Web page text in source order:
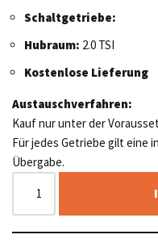
Schaltgetriebe:
Hubraum: 2.0 TSI
Kostenlose Lieferung
Austauschverfahren:
Kauf nur unter der
Für jedes Getriebe gilt eine
Übergabe.